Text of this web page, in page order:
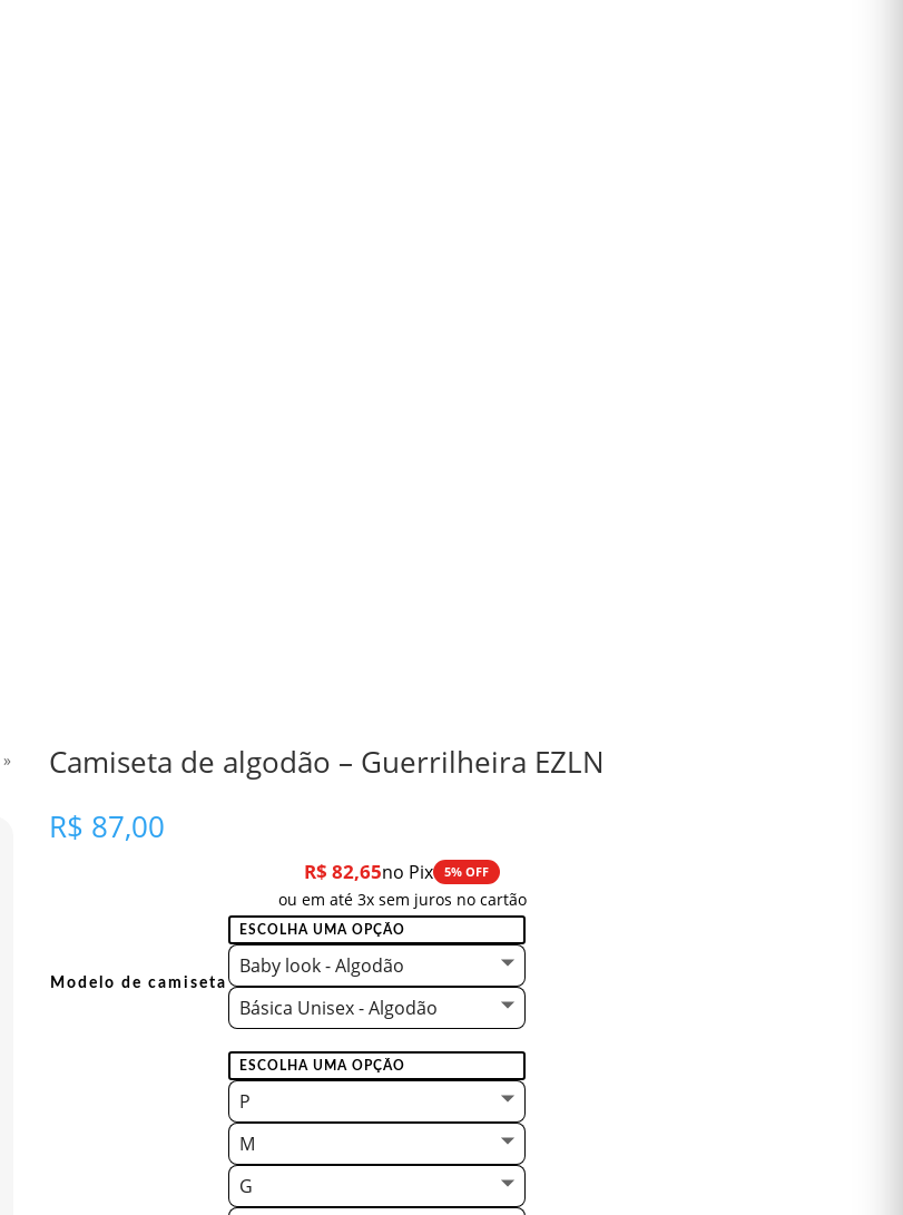
»
Camiseta de algodão – Guerrilheira EZLN
R$ 87,00
R$ 82,65no Pix 5% OFF
ou em até 3x sem juros no cartão
Modelo de camiseta
Baby look - Algodão
Básica Unisex - Algodão
P
M
G